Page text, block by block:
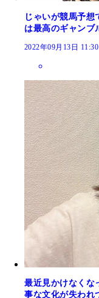
じゃいが競馬予
は最高のギャンブ
2022年09月13日 11:30
最近見かけなくな
事な文化が失われ